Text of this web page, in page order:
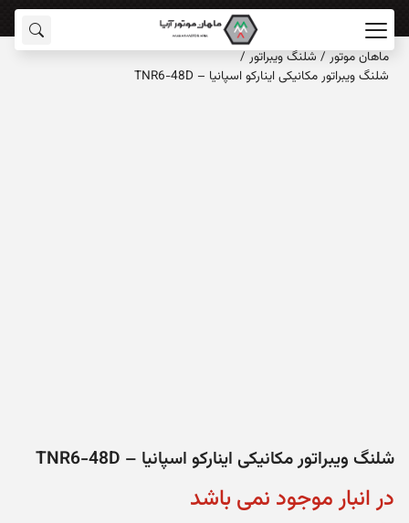
ماهان‌ موتور / شلنگ ویبراتور /
شلنگ ویبراتور مکانیکی اینارکو اسپانیا – TNR6-48D
شلنگ ویبراتور مکانیکی اینارکو اسپانیا – TNR6-48D
در انبار موجود نمی باشد